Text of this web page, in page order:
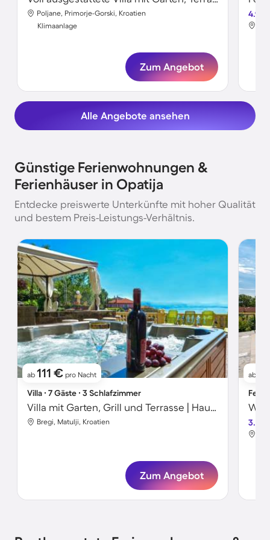
Poljane, Primorje-Gorski, Kroatien
Klimaanlage
Zum Angebot
4.9
Alle Angebote ansehen
Günstige Ferienwohnungen &
Ferienhäuser in Opatija
Entdecke preiswerte Unterkünfte mit hoher Qualität
und bestem Preis-Leistungs-Verhältnis.
ab 111 € pro Nacht
Villa ∙ 7 Gäste ∙ 3 Schlafzimmer
Villa mit Garten, Grill und Terrasse | Haustiere sind willkommen
Bregi, Matulji, Kroatien
Zum Angebot
ab
3.7